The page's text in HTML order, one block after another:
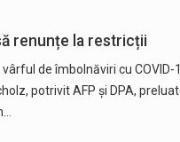
renunțe la restricții
de îmbolnăviri cu
potrivit AFP şi DPA,